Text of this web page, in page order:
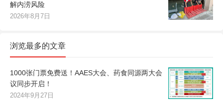
解内涝风险
2026年8月7日
浏览最多的文章
1000张门票免费送！AAES大会、药食同源两大会
议同步开启！
2024年9月27日